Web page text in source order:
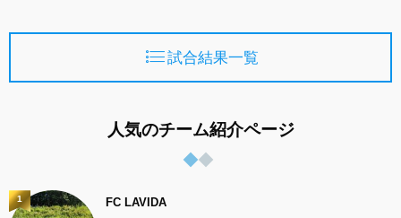
試合結果一覧
人気のチーム紹介ページ
FC LAVIDA
1